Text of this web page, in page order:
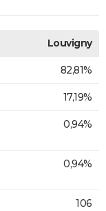
Louvigny
82,81%
17,19%
0,94%
0,94%
106